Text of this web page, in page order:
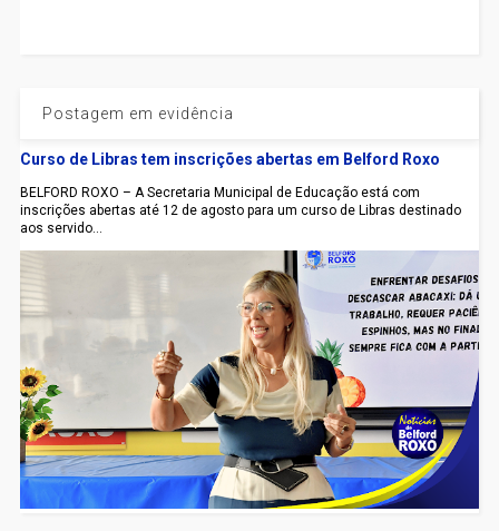
Postagem em evidência
Curso de Libras tem inscrições abertas em Belford Roxo
BELFORD ROXO – A Secretaria Municipal de Educação está com
inscrições abertas até 12 de agosto para um curso de Libras destinado
aos servido...